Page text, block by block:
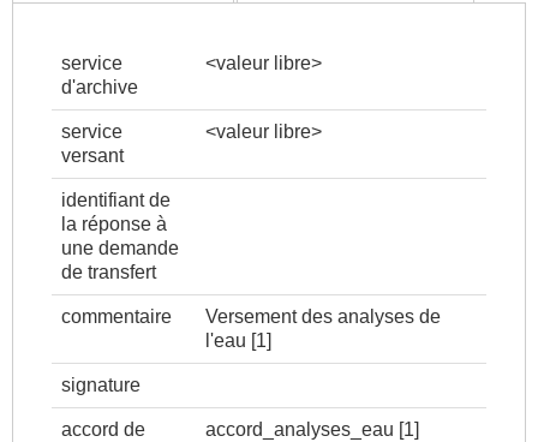
service
d'archive
<valeur libre>
service
versant
<valeur libre>
identifiant de
la réponse à
une demande
de transfert
commentaire
Versement des analyses de
l'eau [1]
signature
accord de
accord_analyses_eau [1]